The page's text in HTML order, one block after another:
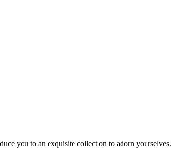
you to an exquisite collection to adorn yourselves.